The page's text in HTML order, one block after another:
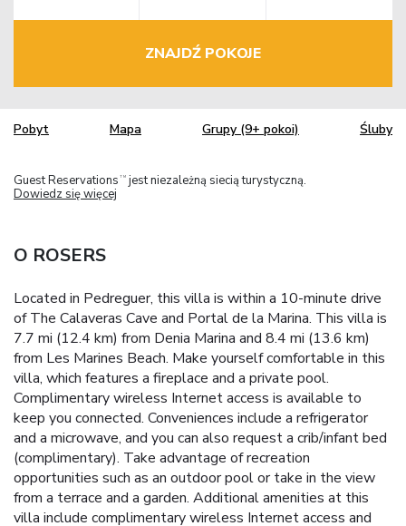
ZNAJDŹ POKOJE
Pobyt Mapa Grupy (9+ pokoi) Śluby
Guest Reservations TM jest niezależną siecią turystyczną.
Dowiedz się więcej
O ROSERS
Located in Pedreguer, this villa is within a 10-minute drive
of The Calaveras Cave and Portal de la Marina. This villa is
7.7 mi (12.4 km) from Denia Marina and 8.4 mi (13.6 km)
from Les Marines Beach. Make yourself comfortable in this
villa, which features a fireplace and a private pool.
Complimentary wireless Internet access is available to
keep you connected. Conveniences include a refrigerator
and a microwave, and you can also request a crib/infant bed
(complimentary). Take advantage of recreation
opportunities such as an outdoor pool or take in the view
from a terrace and a garden. Additional amenities at this
villa include complimentary wireless Internet access and